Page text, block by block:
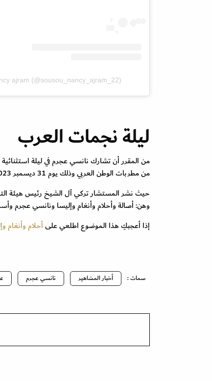
ajram (@sousou_nancy_ajram_22)
ليلة نجمات العرب
من المقرر أن تشارك نانسي عجرم في ليلة
من مطربات الوطن العربي وذلك يوم 31 ديسمبر 2023، بمناسبة الاحتفال برأس السنة في المملكة العربية السعودية.
حيث نشر المستشار تركي آل الشيخ رئيس هيئة
وهن: أصالة وأحلام وأنغام وإليسا ونانسي عجرم
إذا أعجبكِ هذا الموضوع اطلعي علىأحلام
سمات : أخبار المشاهير نانسي عجرم